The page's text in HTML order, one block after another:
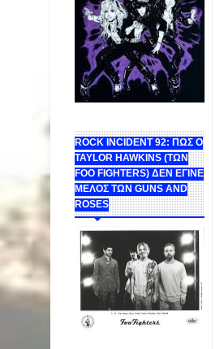
ROCK INCIDENT 92: ΠΩΣ Ο
TAYLOR HAWKINS (ΤΩΝ
FOO FIGHTERS) ΔΕΝ ΕΓΙΝΕ
ΜΕΛΟΣ ΤΩΝ GUNS AND
ROSES